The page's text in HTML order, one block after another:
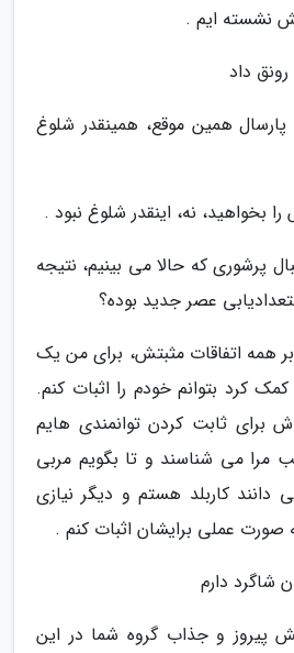
نشسته ایم .
داد
پارسال همین موقع، همینقدر شلوغ
بخواهید، نه، اینقدر شلوغ نبود .
پرشوری که حالا می بینیم، نتیجه
عصر جدید بوده؟
بر همه اتفاقات مثبتش، برای من یک
کرد بتوانم خودم را اثبات کنم.
برای ثابت کردن توانمندی هایم
مرا می شناسند و تا بگویم مربی
دانند کاربلد هستم و دیگر نیازی
عملی برایشان اثبات کنم .
شاگرد دارم
پیروز و جذاب گروه شما در این